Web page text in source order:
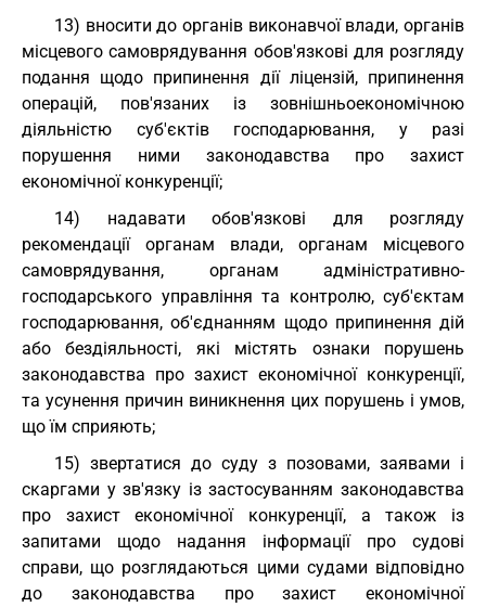
13) вносити до органів виконавчої влади, органів
місцевого самоврядування обов'язкові для розгляду
подання щодо припинення дії ліцензій, припинення
операцій, пов'язаних із зовнішньоекономічною
діяльністю суб'єктів господарювання, у разі
порушення ними законодавства про захист
економічної конкуренції;
14) надавати обов'язкові для розгляду
рекомендації органам влади, органам місцевого
самоврядування, органам адміністративно-
господарського управління та контролю, суб'єктам
господарювання, об'єднанням щодо припинення дій
або бездіяльності, які містять ознаки порушень
законодавства про захист економічної конкуренції,
та усунення причин виникнення цих порушень і умов,
що їм сприяють;
15) звертатися до суду з позовами, заявами і
скаргами у зв'язку із застосуванням законодавства
про захист економічної конкуренції, а також із
запитами щодо надання інформації про судові
справи, що розглядаються цими судами відповідно
до законодавства про захист економічної